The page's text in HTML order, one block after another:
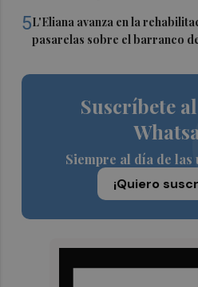
5L'Eliana avanza en la
pasarelas sobre el barranco
Suscríbete
Siempre al día de
¡Quiero